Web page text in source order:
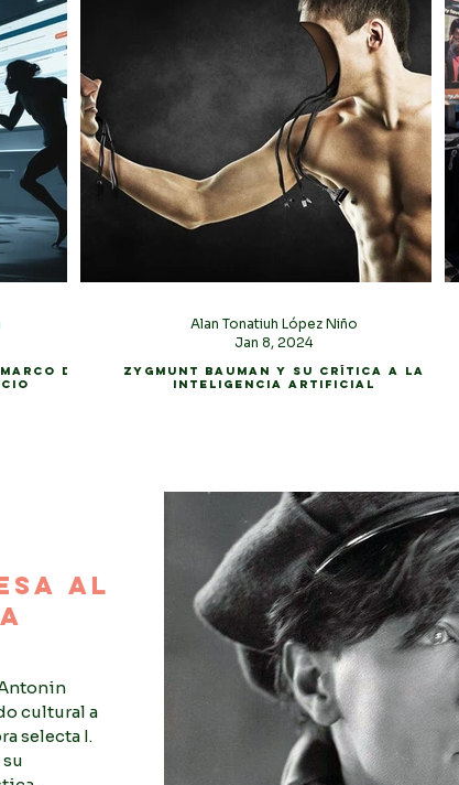
de
Zygmunt Bauman y su crítica a la
inteligencia artificial
Alan Tonatiuh López Niño
Jan 8, 2024
al
cultural a
selecta I.